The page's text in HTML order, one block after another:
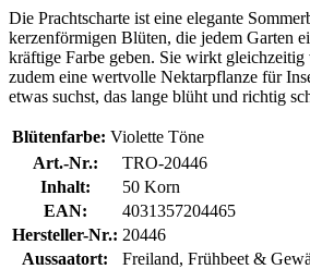
Die Prachtscharte ist eine elegante
kerzenförmigen Blüten, die jedem Garten
kräftige Farbe geben. Sie wirkt
zudem eine wertvolle Nektarpflanze für
etwas suchst, das lange blüht und richtig
Blütenfarbe: Violette Töne
Art.-Nr.:
TRO-20446
Inhalt:
50 Korn
EAN:
4031357204465
Hersteller-Nr.: 20446
Aussaatort:
Freiland, Frühbeet &